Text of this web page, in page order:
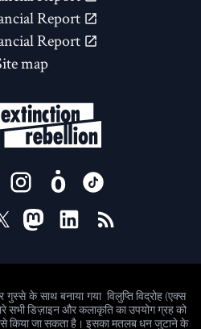
Report
Report
map
US ON
गुस्से के साथ बनाया गया विलुप्ति विद्रोह (एक्स
सभी डिज़ाइन और कलाकृति का उपयोग ग्रह को
से किया जा सकता है। इसका मतलब धन जुटाने के